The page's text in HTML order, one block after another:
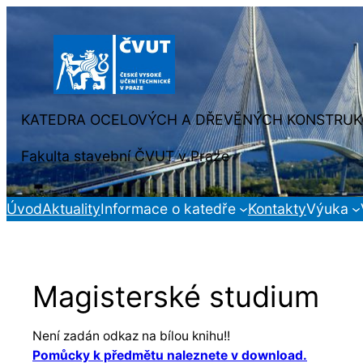
KATEDRA OCELOVÝCH A DŘEVĚNÝCH
Fakulta stavební ČVUT v Praze
ÚvodAktualityInformace o katedře KontaktyVýuka
Magisterské studium
Není zadán odkaz na bílou knihu!!
Pomůcky k předmětu naleznete v download.